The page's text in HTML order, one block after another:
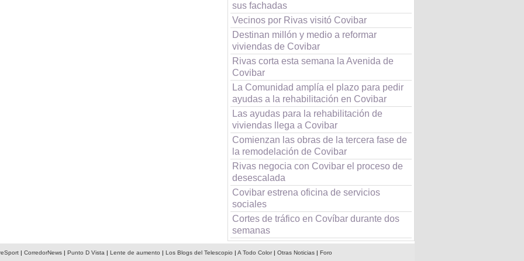
sus fachadas
Vecinos por Rivas visitó Covibar
Destinan millón y medio a reformar
viviendas de Covibar
Rivas corta esta semana la Avenida de
Covibar
La Comunidad amplía el plazo para pedir
ayudas a la rehabilitación en Covibar
Las ayudas para la rehabilitación de
viviendas llega a Covibar
Comienzan las obras de la tercera fase de
la remodelación de Covibar
Rivas negocia con Covibar el proceso de
desescalada
Covibar estrena oficina de servicios
sociales
Cortes de tráfico en Covíbar durante dos
semanas
| CorredorNews| Punto D Vista | Lente de aumento | Los Blogs del Telescopio | A Todo Color| Otras Noticias| Foro